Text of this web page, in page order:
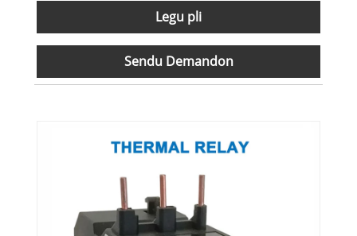
Legu pli
Sendu Demandon